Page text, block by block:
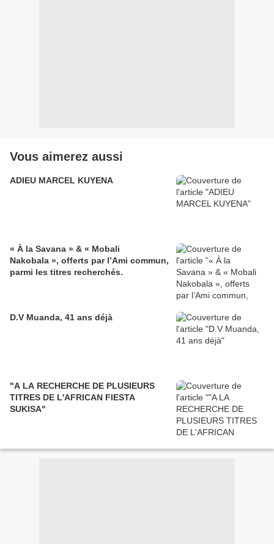
Vous aimerez aussi
ADIEU MARCEL KUYENA
« À la Savana » & « Mobali
Nakobala », offerts par l’Ami commun,
parmi les titres recherchés.
D.V Muanda, 41 ans déjà
"A LA RECHERCHE DE PLUSIEURS
TITRES DE L'AFRICAN FIESTA
SUKISA"